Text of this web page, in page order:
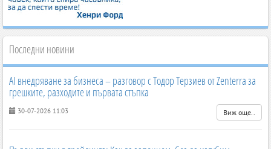
Последни новини
AI внедряване за бизнеса – разговор с Тодор Терзиев от Zenterra за
грешките, разходите и първата стъпка
30-07-2026 11:03 Виж още..